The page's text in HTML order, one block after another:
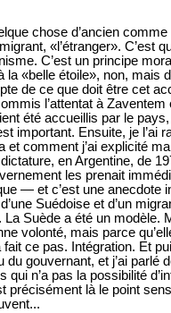
chose d’ancien
«l’étranger». C’est
C’est un principe
à la «belle étoile», non,
de ce que doit être cet
l’attentat à
été accueillis par le
important. Ensuite, je
et comment j’ai explicité
en Argentine, de
les prenait
— et c’est une
d’une Suédoise et d’un
Suède a été un
volonté, mais parce
fait ce pas. Intégration. Et
du gouvernant, et j’ai
qui n’a pas la possibilité
précisément là le point